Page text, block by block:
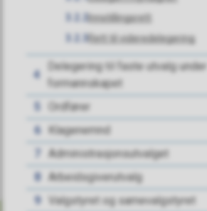
Ja
3.2.2Innstillingsrett
3.2.3Rett til videredelegering
4
Delegering til faste utvalg under
formannskapet
5 Ordfører
6 Klagenemnd
Administrasjonsutvalget
8 Arbeidsgiverutvalg
9 Valgstyret og samevalgstyret